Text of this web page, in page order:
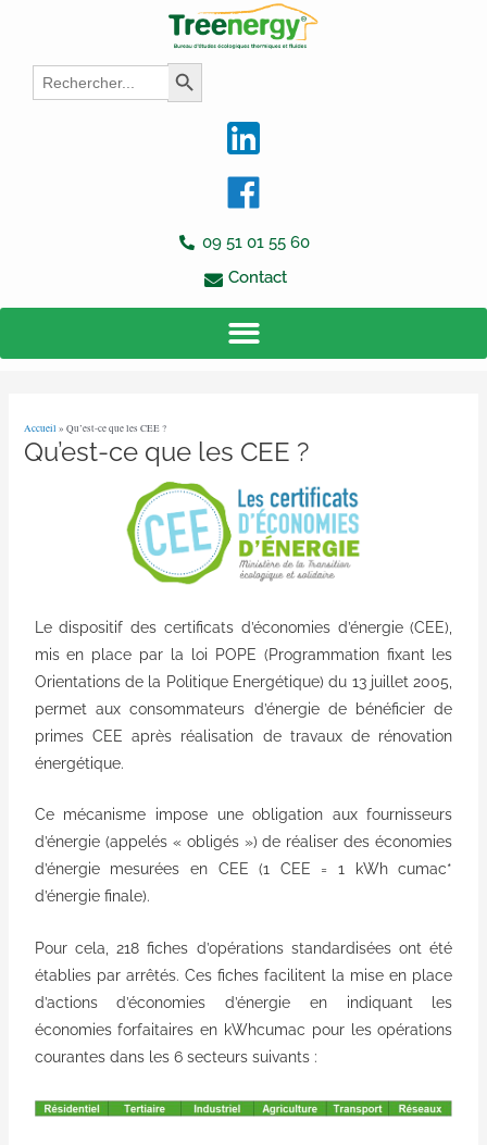
Search
for:
Search Button
09 51 01 55 60
Contact
Accueil » Qu’est-ce que les CEE ?
Qu’est-ce que les CEE ?
Le dispositif des certificats d’économies d’énergie (CEE),
mis en place par la loi POPE (Programmation fixant les
Orientations de la Politique Energétique) du 13 juillet 2005,
permet aux consommateurs d’énergie de bénéficier de
primes CEE après réalisation de travaux de rénovation
énergétique.
Ce mécanisme impose une obligation aux fournisseurs
d’énergie (appelés « obligés ») de réaliser des économies
d’énergie mesurées en CEE (1 CEE = 1 kWh cumac*
d’énergie finale).
Pour cela, 218 fiches d’opérations standardisées ont été
établies par arrêtés. Ces fiches facilitent la mise en place
d’actions d’économies d’énergie en indiquant les
économies forfaitaires en kWhcumac pour les opérations
courantes dans les 6 secteurs suivants :